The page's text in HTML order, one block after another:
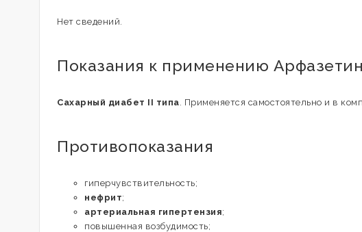
Нет сведений.
Показания к применению
Сахарный диабет ІІ типа. Применяется самостоятельно и в
Противопоказания
гиперчувствительность;
нефрит;
артериальная гипертензия;
повышенная возбудимость;